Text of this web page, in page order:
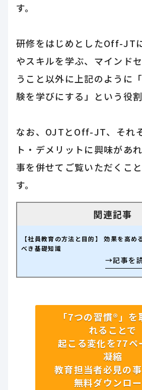
す。
研修をはじめとしたOff-JT
やスキルを学ぶ、マインド
うこと以外に上記のように
験を学びにする」という役割
なお、OJTとOff-JT、それ
ト・デメリットに興味があ
事を併せてご覧いただくこ
す。
【社員教育の方法と目的】 効果を高め
べき基礎知識
「7つの習慣®」を
れることで
起こる変化を77ペ
凝縮
教育担当者必見の
無料ダウンロ